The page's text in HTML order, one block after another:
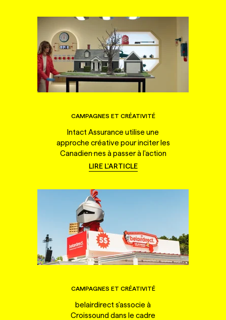
CAMPAGNES ET CRÉATIVITÉ
Intact Assurance utilise une
approche créative pour inciter les
Canadien·nes à passer à l'action
LIRE L'ARTICLE
CAMPAGNES ET CRÉATIVITÉ
belairdirect s'associe à
Croissound dans le cadre